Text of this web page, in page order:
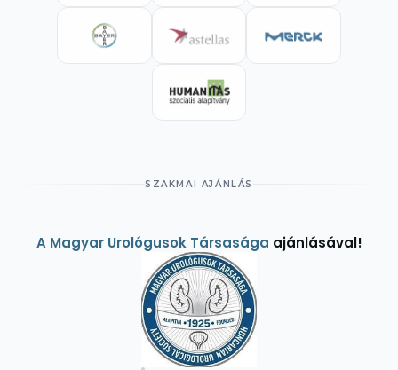
SZAKMAI AJÁNLÁS
A Magyar Urológusok Társasága ajánlásával!